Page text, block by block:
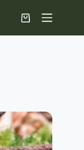
Į KREPŠELĮ
Krepšelis